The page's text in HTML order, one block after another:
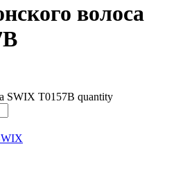
волоса
SWIX T0157B quantity